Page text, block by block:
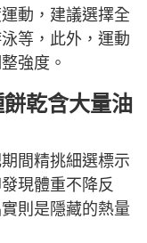
動，建議選擇全
等，此外，運動
強度。
乾含大量油
間精挑細選標示
現體重不降反
則是隱藏的熱量